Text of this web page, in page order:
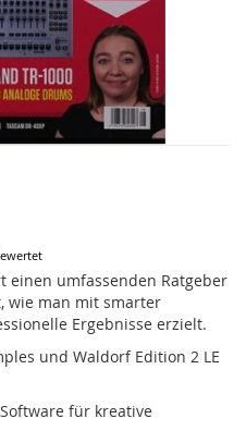
einen umfassenden Ratgeber
wie man mit smarter
Ergebnisse erzielt.
und Waldorf Edition 2 LE
für kreative